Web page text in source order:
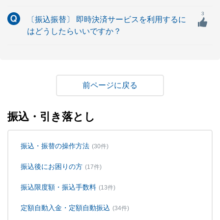
〔振込振替〕 即時決済サービスを利用するに
はどうしたらいいですか？
3
戻る
振込・引き落とし
振込・振替の操作方法 (30件)
振込後にお困りの方 (17件)
振込限度額・振込手数料 (13件)
定額自動入金・定額自動振込 (34件)